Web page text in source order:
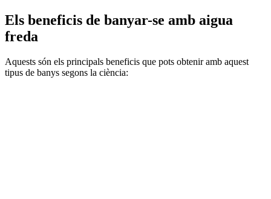
Els beneficis de banyar-se amb aigua
freda
Aquests són els principals beneficis que pots obtenir amb aquest
tipus de banys segons la ciència: